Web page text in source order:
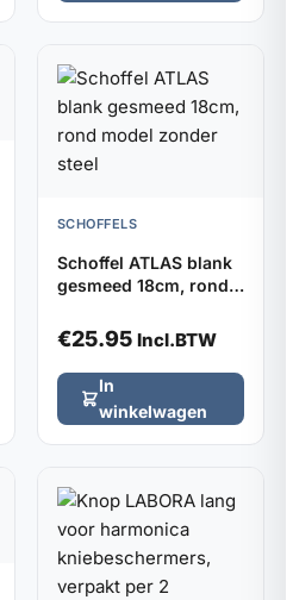
SCHOFFELS
Schoffel ATLAS blank
gesmeed 18cm, rond
€25.95 Incl.BTW
In
winkelwagen